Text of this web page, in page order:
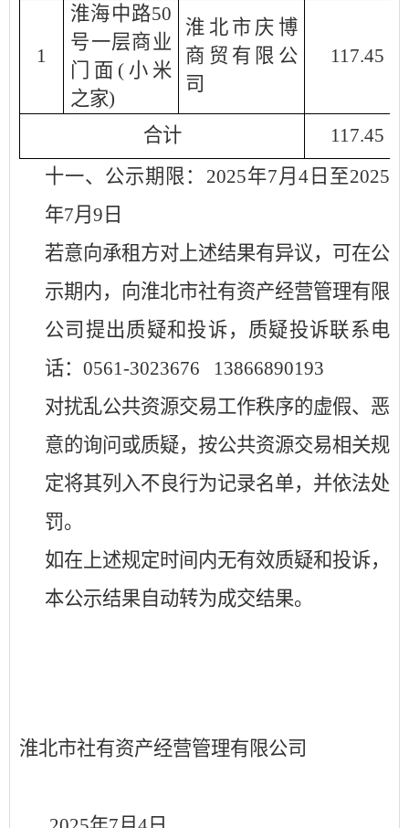
1
淮海中路50
号一层商业
门面(小米
之家)
淮北市庆博
商贸有限公
司
117.45
合计
117.45
十一、公示期限： 2025年7月4日至2025
年7月9日
若意向承租方对上述结果有异议，可在公
示期内，向淮北市社有资产经营管理有限
公司提出质疑和投诉，质疑投诉联系电
话： 0561-3023676 13866890193
对扰乱公共资源交易工作秩序的虚假、恶
意的询问或质疑，按公共资源交易相关规
定将其列入不良行为记录名单，并依法处
罚。
如在上述规定时间内无有效质疑和投诉，
本公示结果自动转为成交结果。
淮北市社有资产经营管理有限公司